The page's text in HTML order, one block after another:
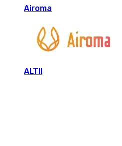
Airoma
ALTII